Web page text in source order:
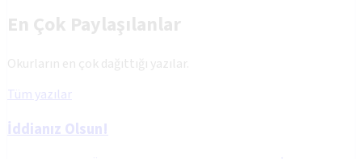
En Çok Paylaşılanlar
Okurların en çok dağıttığı yazılar.
Tüm yazılar
İddianız Olsun!